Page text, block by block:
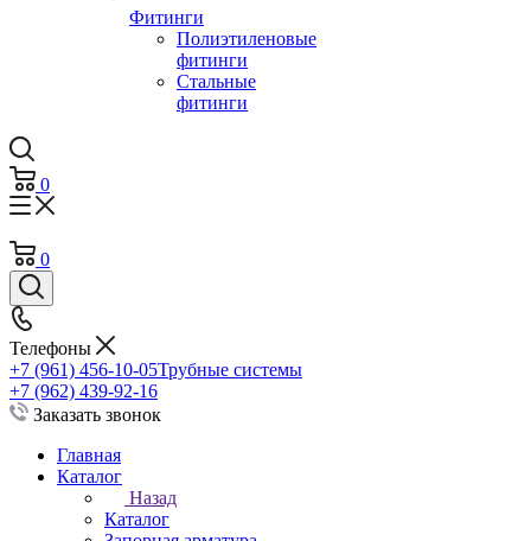
Фитинги
Полиэтиленовые
фитинги
Стальные
фитинги
0
0
Телефоны
+7 (961) 456-10-05Трубные системы
+7 (962) 439-92-16
Заказать звонок
Главная
Каталог
Назад
Каталог